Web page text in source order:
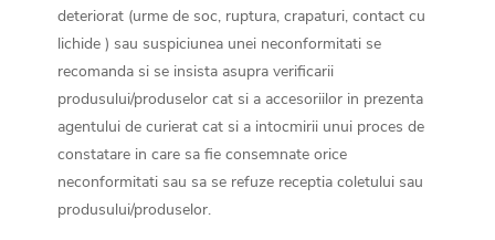
deteriorat (urme de soc, ruptura, crapaturi, contact cu
lichide ) sau suspiciunea unei neconformitati se
recomanda si se insista asupra verificarii
produsului/produselor cat si a accesoriilor in prezenta
agentului de curierat cat si a intocmirii unui proces de
constatare in care sa fie consemnate orice
neconformitati sau sa se refuze receptia coletului sau
produsului/produselor.